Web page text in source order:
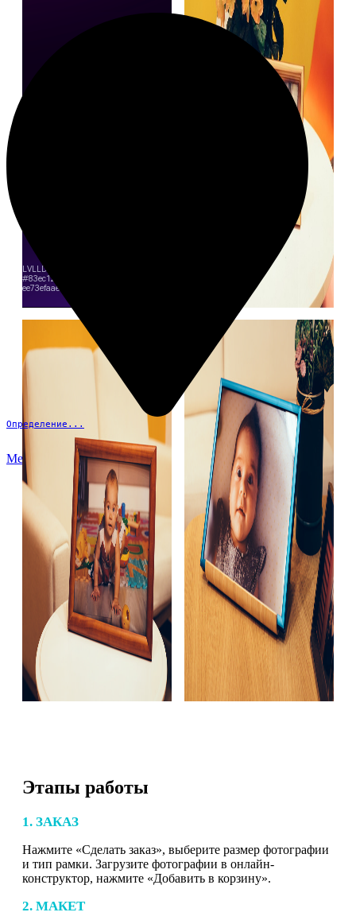
Определение...
Меню
Этапы работы
1. ЗАКАЗ
Нажмите «Сделать заказ», выберите размер фотографии
и тип рамки. Загрузите фотографии в онлайн-
конструктор, нажмите «Добавить в корзину».
2. МАКЕТ